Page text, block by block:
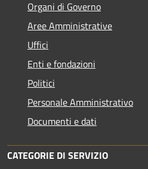
Organi di Governo
Aree Amministrative
Uffici
Enti e fondazioni
Politici
Personale Amministrativo
Documenti e dati
CATEGORIE DI SERVIZIO